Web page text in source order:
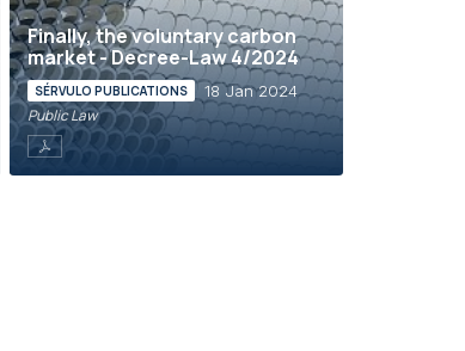
Finally, the voluntary carbon
market - Decree-Law 4/2024
SÉRVULO PUBLICATIONS 18 Jan 2024
Public Law